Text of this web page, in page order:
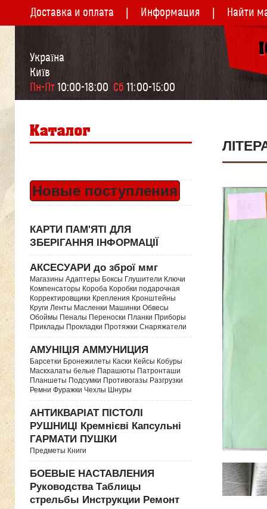
Доставка и оплата Информация Найти
Україна
Київ
Пн-Пт 10:00-18:00 Сб 11:00-15:00
Новые поступления
КАРТИ ПАМ'ЯТІ ДЛЯ
ЗБЕРІГАННЯ ІНФОРМАЦІЇ
АКСЕСУАРИ до зброї ммг
Магазины Адаптеры Боксы Глушители Ключи
Компенсаторы Короба Коробки подарочная
Корректировщики Крепления Кронштейны
Круги Ленты Масленки Машинки Обвесы
Обоймы Пеналы Переноски Планки Приборы
Приклады Прокладки Протяжки Снаряжатели
АМУНІЦІЯ АММУНИЦИЯ
Барсетки Бронежилеты Каски Кейсы Кобуры
Маскхалаты белые Парашюты Патронташи
Планшеты Подсумки Противогазы Разгрузки
Ремни Фуражки Чехлы Шнуры
АНТИКВАРІАТ ПІСТОЛІ
РУШНИЦІ Кремнієві Капсульні
ГАРМАТИ ПУШКИ
Предметы Книги
БОЕВЫЕ НАСТАВЛЕНИЯ
Руководства Таблицы
стрельбы Инструкции Ремонт